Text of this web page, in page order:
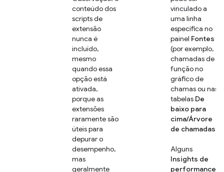
conteúdo dos
scripts de
extensão
nunca é
incluído,
mesmo
quando essa
opção está
ativada,
porque as
extensões
raramente são
úteis para
depurar o
desempenho,
mas
geralmente
vinculado a
uma linha
específica no
painel Fontes
(por exemplo,
chamadas de
função no
gráfico de
chamas ou nas
tabelas De
baixo para
cima/Árvore
de chamadas).
Alguns
Insights de
performance